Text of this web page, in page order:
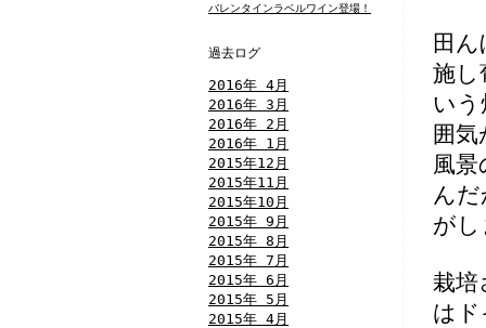
バレンタインラベルワイン登場！
過去ログ
2016年 4月
2016年 3月
2016年 2月
2016年 1月
2015年12月
2015年11月
2015年10月
2015年 9月
2015年 8月
2015年 7月
2015年 6月
2015年 5月
2015年 4月
田
施し
いう
囲
風
ん
が
栽培
はド